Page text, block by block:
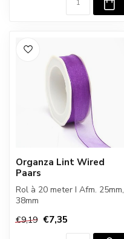
Organza Lint Wired
Paars
Rol à 20 meter I Afm. 25mm,
38mm
€9,19 €7,35